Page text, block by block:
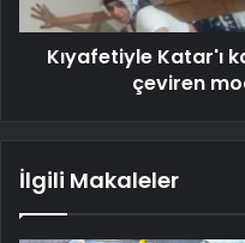
Kıyafetiyle Katar'ı
çeviren
İlgili Makaleler